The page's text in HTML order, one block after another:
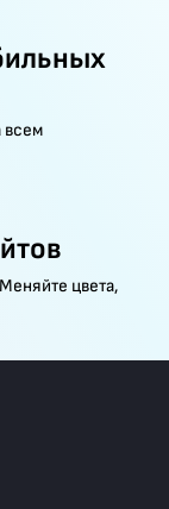
всем
цвета,